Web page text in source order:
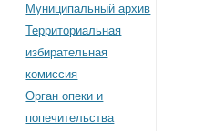
Муниципальный архив
Территориальная
избирательная
комиссия
Орган опеки и
попечительства